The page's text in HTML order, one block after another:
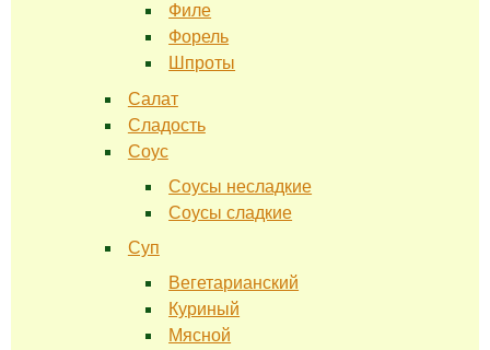
Филе
Форель
Шпроты
Салат
Сладость
Соус
Соусы несладкие
Соусы сладкие
Суп
Вегетарианский
Куриный
Мясной